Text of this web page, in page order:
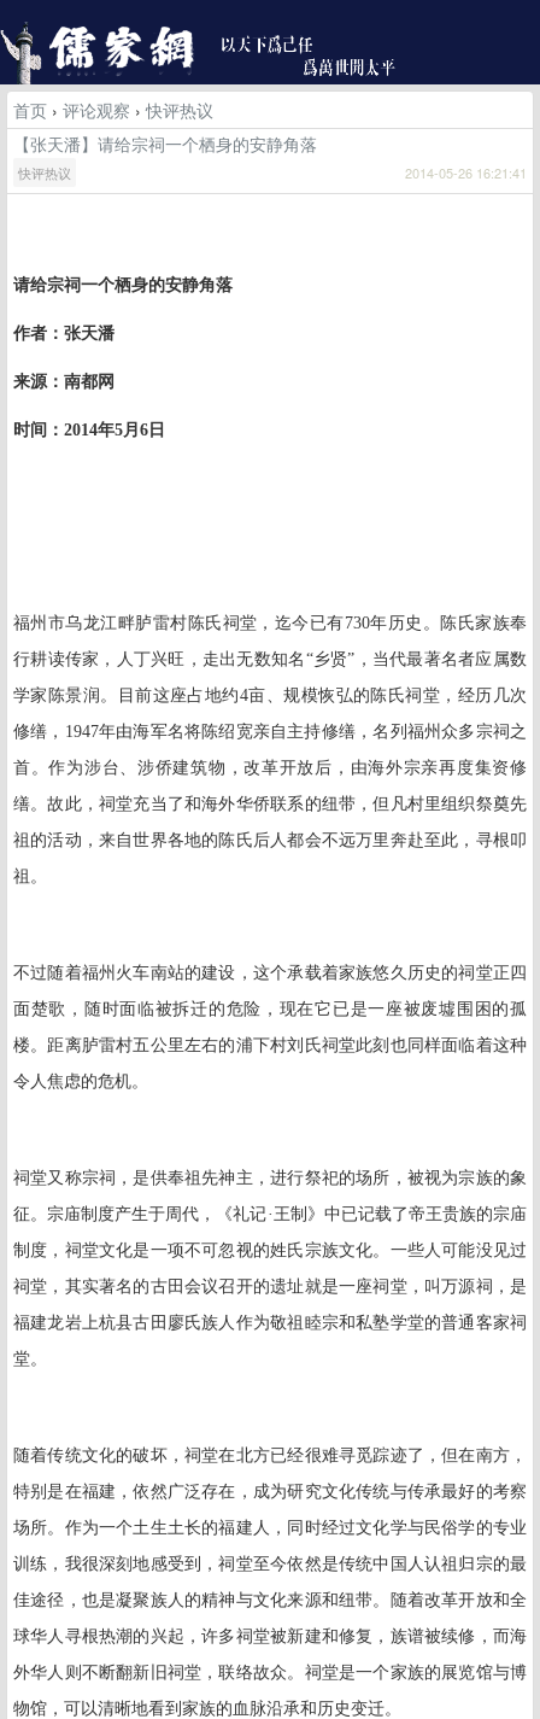
首页 › 评论观察 ›快评热议
【张天潘】请给宗祠一个栖身的安静角落
快评热议 2014-05-26 16:21:41
请给宗祠一个栖身的安静角落
作者：张天潘
来源：南都网
时间： 2014年5月 6 日
福州市乌龙江畔胪雷村陈氏祠堂，迄今已有730年历史。陈氏家族奉
行耕读传家，人丁兴旺，走出无数知名“乡贤”，当代最著名者应属数
学家陈景润。目前这座占地约4亩、规模恢弘的陈氏祠堂，经历几次
修缮， 1947年由海军名将陈绍宽亲自主持修缮，名列福州众多宗祠之
首。作为涉台、涉侨建筑物，改革开放后，由海外宗亲再度集资修
缮。故此，祠堂充当了和海外华侨联系的纽带，但凡村里组织祭奠先
祖的活动，来自世界各地的陈氏后人都会不远万里奔赴至此，寻根叩
祖。
不过随着福州火车南站的建设，这个承载着家族悠久历史的祠堂正四
面楚歌，随时面临被拆迁的危险，现在它已是一座被废墟围困的孤
楼。距离胪雷村五公里左右的浦下村刘氏祠堂此刻也同样面临着这种
令人焦虑的危机。
祠堂又称宗祠，是供奉祖先神主，进行祭祀的场所，被视为宗族的象
征。宗庙制度产生于周代，《礼记·王制》中已记载了帝王贵族的宗庙
制度，祠堂文化是一项不可忽视的姓氏宗族文化。一些人可能没见过
祠堂，其实著名的古田会议召开的遗址就是一座祠堂，叫万源祠，是
福建龙岩上杭县古田廖氏族人作为敬祖睦宗和私塾学堂的普通客家祠
堂。
随着传统文化的破坏，祠堂在北方已经很难寻觅踪迹了，但在南方，
特别是在福建，依然广泛存在，成为研究文化传统与传承最好的考察
场所。作为一个土生土长的福建人，同时经过文化学与民俗学的专业
训练，我很深刻地感受到，祠堂至今依然是传统中国人认祖归宗的最
佳途径，也是凝聚族人的精神与文化来源和纽带。随着改革开放和全
球华人寻根热潮的兴起，许多祠堂被新建和修复，族谱被续修，而海
外华人则不断翻新旧祠堂，联络故众。祠堂是一个家族的展览馆与博
物馆，可以清晰地看到家族的血脉沿承和历史变迁。